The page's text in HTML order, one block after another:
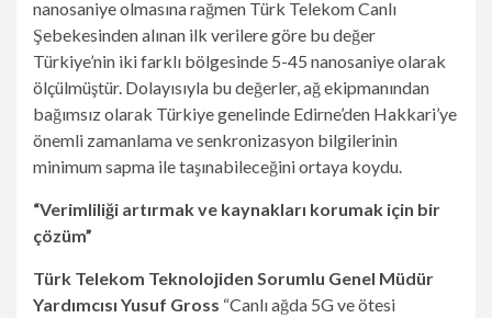
nanosaniye olmasına rağmen Türk Telekom Canlı
Şebekesinden alınan ilk verilere göre bu değer
Türkiye’nin iki farklı bölgesinde 5-45 nanosaniye olarak
ölçülmüştür. Dolayısıyla bu değerler, ağ ekipmanından
bağımsız olarak Türkiye genelinde Edirne’den Hakkari’ye
önemli zamanlama ve senkronizasyon bilgilerinin
minimum sapma ile taşınabileceğini ortaya koydu.
“Verimliliği artırmak ve kaynakları korumak için bir
çözüm”
Türk Telekom Teknolojiden Sorumlu Genel Müdür
Yardımcısı Yusuf Gross “Canlı ağda 5G ve ötesi